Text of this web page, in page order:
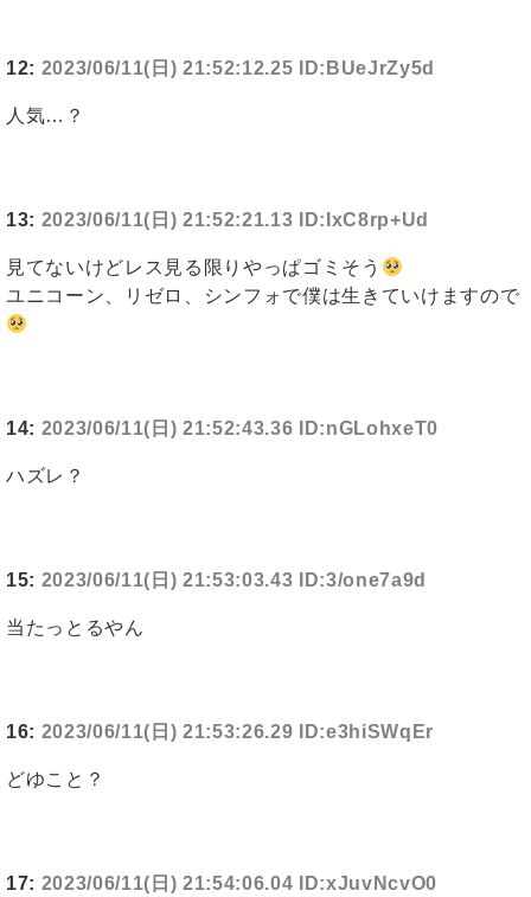
12: 2023/06/11(日) 21:52:12.25 ID:BUeJrZy5d
人気…？
13: 2023/06/11(日) 21:52:21.13 ID:IxC8rp+Ud
見てないけどレス見る限りやっぱゴミそう
ユニコーン、リゼロ、シンフォで僕は生きていけますので
14: 2023/06/11(日) 21:52:43.36 ID:nGLohxeT0
ハズレ？
15: 2023/06/11(日) 21:53:03.43 ID:3/one7a9d
当たっとるやん
16: 2023/06/11(日) 21:53:26.29 ID:e3hiSWqEr
どゆこと？
17: 2023/06/11(日) 21:54:06.04 ID:xJuvNcvO0